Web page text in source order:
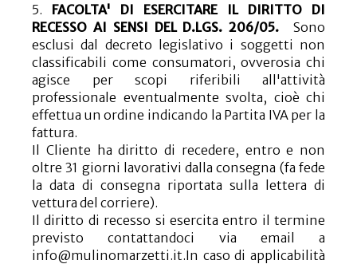
5. FACOLTA' DI ESERCITARE IL DIRITTO DI
RECESSO AI SENSI DEL D.LGS. 206/05. Sono
esclusi dal decreto legislativo i soggetti non
classificabili come consumatori, ovverosia chi
agisce per scopi riferibili all'attività
professionale eventualmente svolta, cioè chi
effettua un ordine indicando la Partita IVA per la
fattura.
Il Cliente ha diritto di recedere, entro e non
oltre 31 giorni lavorativi dalla consegna (fa fede
la data di consegna riportata sulla lettera di
vettura del corriere).
Il diritto di recesso si esercita entro il termine
previsto contattandoci via email a
info@mulinomarzetti.it.In caso di applicabilità